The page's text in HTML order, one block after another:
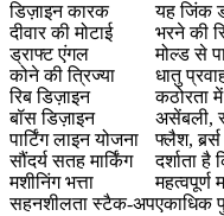
डिज़ाइन कारक यह जिंक
दीवार की मोटाई
भरने की
ड्राफ्ट एंगल
मोल्ड से
कोने की त्रिज्या
धातु
रिब डिज़ाइन
कठोरता
बॉस डिज़ाइन
असेंबली,
पार्टिंग लाइन योजना
फ्लैश,
सौंदर्य सतह मार्किंग
दर्शाता
मशीनिंग भत्ता
महत्वपूर्ण
सहनशीलता स्टैक-अपएकाधिक